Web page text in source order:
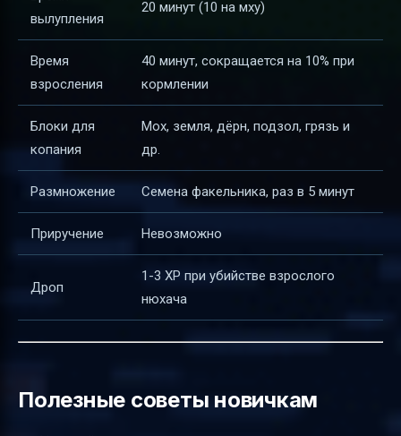
вылупления
20 минут (10 на мху)
Время
взросления
40 минут, сокращается на 10% при
кормлении
Блоки для
копания
Мох, земля, дёрн, подзол, грязь и
др.
Размножение Семена факельника, раз в 5 минут
Приручение Невозможно
Дроп
1-3 XP при убийстве взрослого
нюхача
Полезные советы новичкам